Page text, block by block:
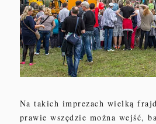
Na takich imprezach wielką
prawie wszędzie można wejść,